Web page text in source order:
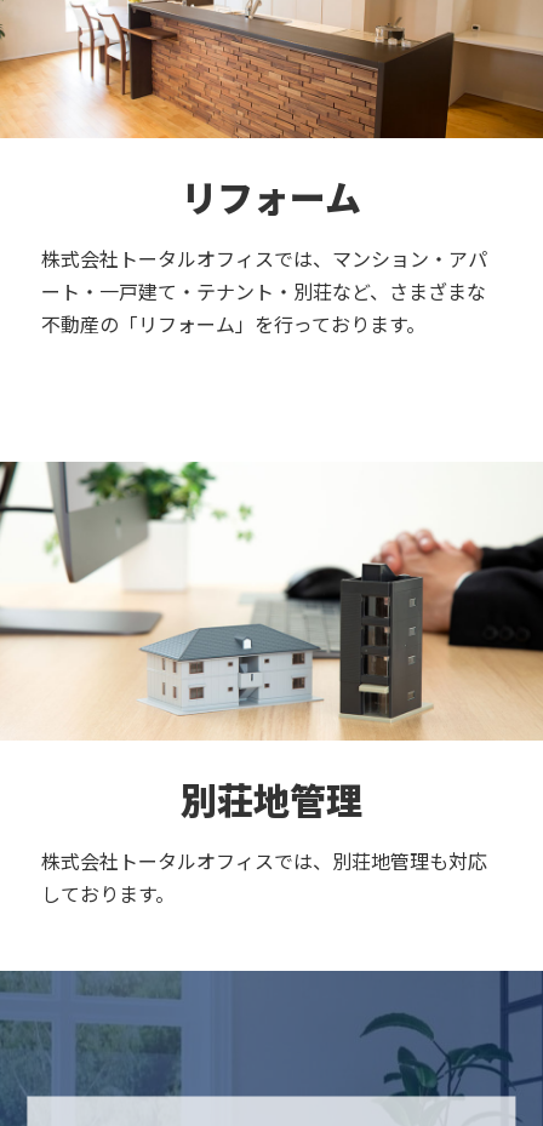
リフォーム
株式会社トータルオフィスでは、マンション・アパ
ート・一戸建て・テナント・別荘など、さまざまな
不動産の「リフォーム」を行っております。
別荘地管理
株式会社トータルオフィスでは、別荘地管理も対応
しております。